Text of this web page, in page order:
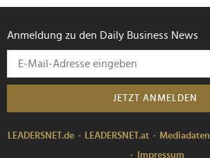
Anmeldung zu den Daily Business News
JETZT ANMELDEN
LEADERSNET.de LEADERSNET.at Mediadaten
Impressum